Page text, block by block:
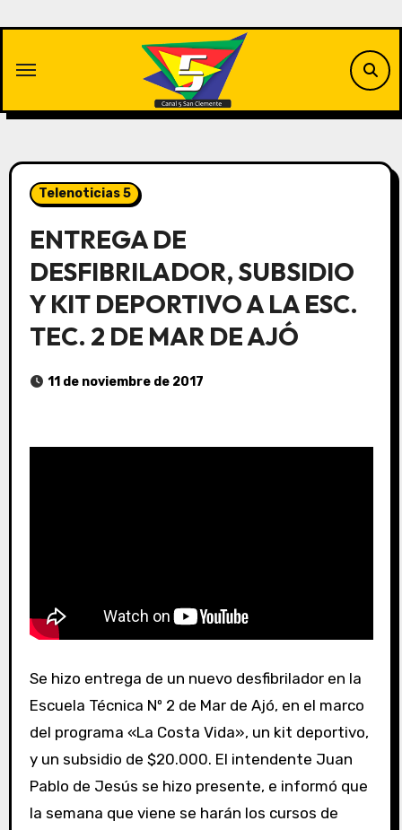
contenido
Telenoticias 5
ENTREGA DE
DESFIBRILADOR, SUBSIDIO
Y KIT DEPORTIVO A LA ESC.
TEC. 2 DE MAR DE AJÓ
11 de noviembre de 2017
Se hizo entrega de un nuevo desfibrilador en la
Escuela Técnica Nº 2 de Mar de Ajó, en el marco
del programa «La Costa Vida», un kit deportivo,
y un subsidio de $20.000. El intendente Juan
Pablo de Jesús se hizo presente, e informó que
la semana que viene se harán los cursos de